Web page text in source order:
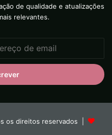
de qualidade e atualizações
relevantes.
os direitos reservados |